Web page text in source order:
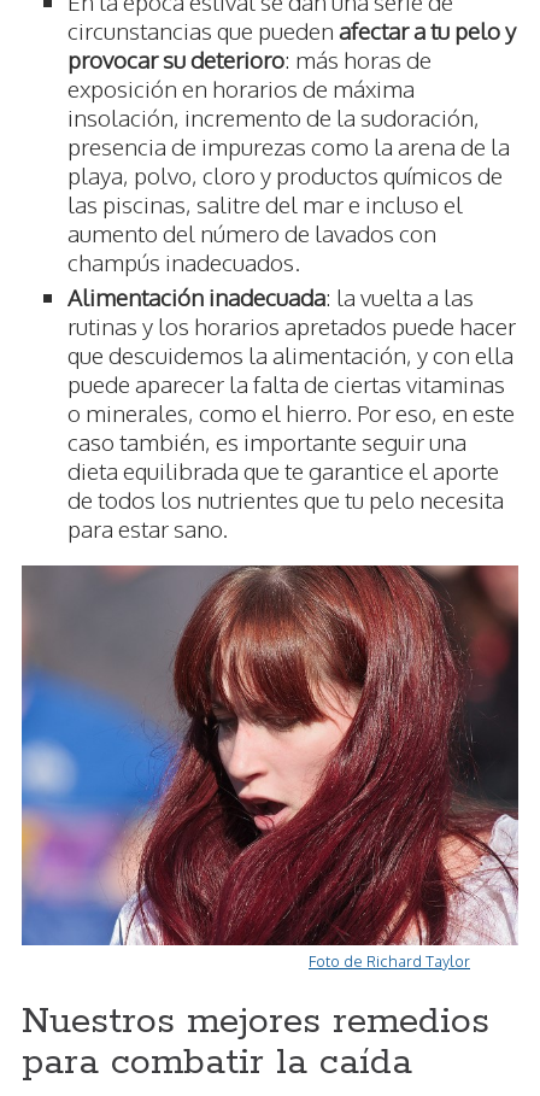
circunstancias que pueden afectar a tu pelo y
provocar su deterioro: más horas de
exposición en horarios de máxima
insolación, incremento de la sudoración,
presencia de impurezas como la arena de la
playa, polvo, cloro y productos químicos de
las piscinas, salitre del mar e incluso el
aumento del número de lavados con
champús inadecuados.
Alimentación inadecuada: la vuelta a las
rutinas y los horarios apretados puede hacer
que descuidemos la alimentación, y con ella
puede aparecer la falta de ciertas vitaminas
o minerales, como el hierro. Por eso, en este
caso también, es importante seguir una
dieta equilibrada que te garantice el aporte
de todos los nutrientes que tu pelo necesita
para estar sano.
Foto de Richard Taylor
Nuestros mejores remedios
para combatir la caída